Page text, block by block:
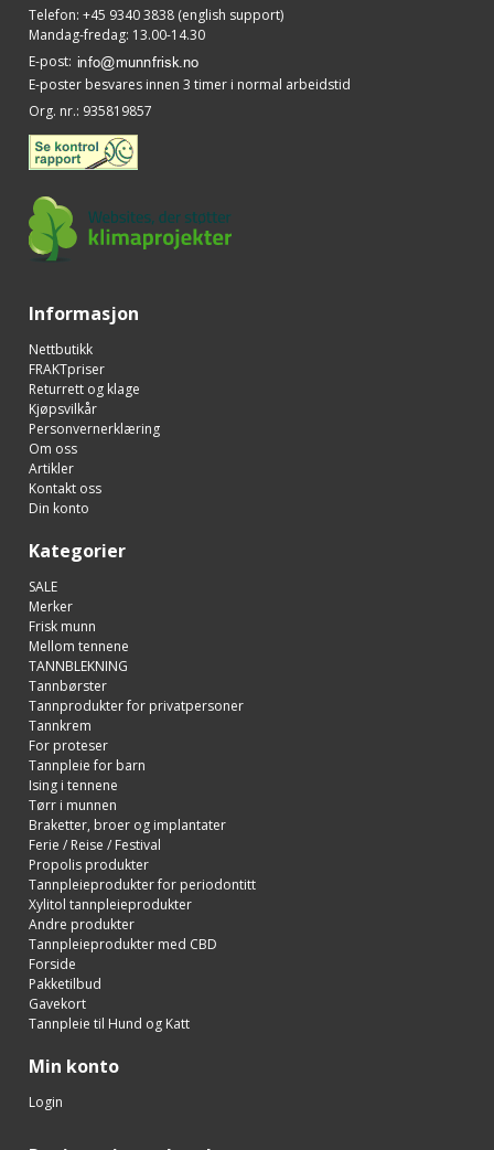
Telefon: +45 9340 3838 (english support)
Mandag-fredag: 13.00-14.30
E-post:
E-poster besvares innen 3 timer i normal arbeidstid
Org. nr.: 935819857
Informasjon
Nettbutikk
FRAKTpriser
Returrett og klage
Kjøpsvilkår
Personvernerklæring
Om oss
Artikler
Kontakt oss
Din konto
Kategorier
SALE
Merker
Frisk munn
Mellom tennene
TANNBLEKNING
Tannbørster
Tannprodukter for privatpersoner
Tannkrem
For proteser
Tannpleie for barn
Ising i tennene
Tørr i munnen
Braketter, broer og implantater
Ferie / Reise / Festival
Propolis produkter
Tannpleieprodukter for periodontitt
Xylitol tannpleieprodukter
Andre produkter
Tannpleieprodukter med CBD
Forside
Pakketilbud
Gavekort
Tannpleie til Hund og Katt
Min konto
Login